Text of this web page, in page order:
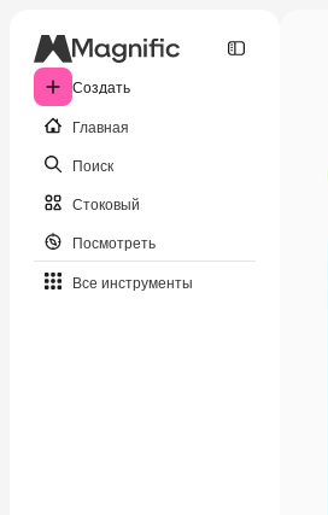
Создать
Главная
Поиск
Стоковый
Посмотреть
Все инструменты